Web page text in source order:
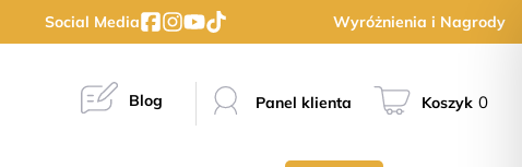
Social Media Wyróżnienia i Nagrody
Blog Panel klienta Koszyk 0